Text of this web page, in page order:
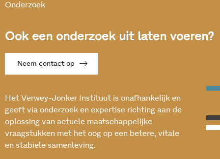
Onderzoek
Ook een onderzoek uit laten voeren?
Neem contact op
Het Verwey-Jonker Instituut is onafhankelijk en
geeft via onderzoek en expertise richting aan de
oplossing van actuele maatschappelijke
vraagstukken met het oog op een betere, vitale
en stabiele samenleving.